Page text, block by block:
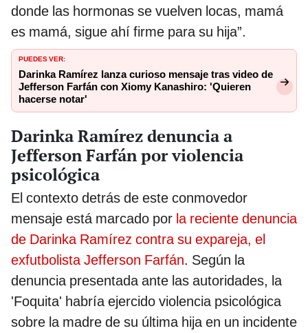
donde las hormonas se vuelven locas, mamá
es mamá, sigue ahí firme para su hija”.
PUEDES VER:
Darinka Ramírez lanza curioso mensaje tras video de
Jefferson Farfán con Xiomy Kanashiro: 'Quieren
hacerse notar'
Darinka Ramírez denuncia a
Jefferson Farfán por violencia
psicológica
El contexto detrás de este conmovedor
mensaje está marcado por la reciente denuncia
de Darinka Ramírez contra su expareja, el
exfutbolista Jefferson Farfán. Según la
denuncia presentada ante las autoridades, la
'Foquita' habría ejercido violencia psicológica
sobre la madre de su última hija en un incidente